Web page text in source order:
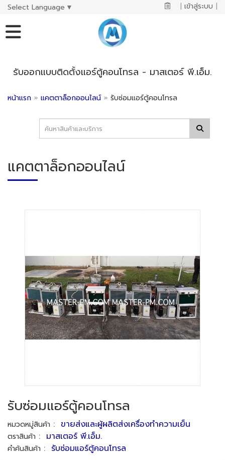
Select Language ▼ | เข้าสู่ระบบ |
รับออกแบบติดตั้งแอร์ตู้คอนโทรล - มาสเตอร์ พี.เอ็ม.
หน้าแรก » แคตตาล็อกออนไลน์ » รับซ่อมแอร์ตู้คอนโทรล
แคตตาล็อกออนไลน์
รับซ่อมแอร์ตู้คอนโทรล
หมวดหมู่สินค้า : ขายส่งและผู้ผลิตส่งเครื่องทำความเย็น
ตราสินค้า : มาสเตอร์ พี.เอ็ม.
คำค้นสินค้า : รับซ่อมแอร์ตู้คอนโทรล